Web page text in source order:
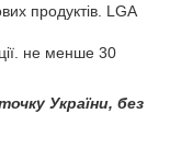
продуктів. LGA
не менше 30
України, без